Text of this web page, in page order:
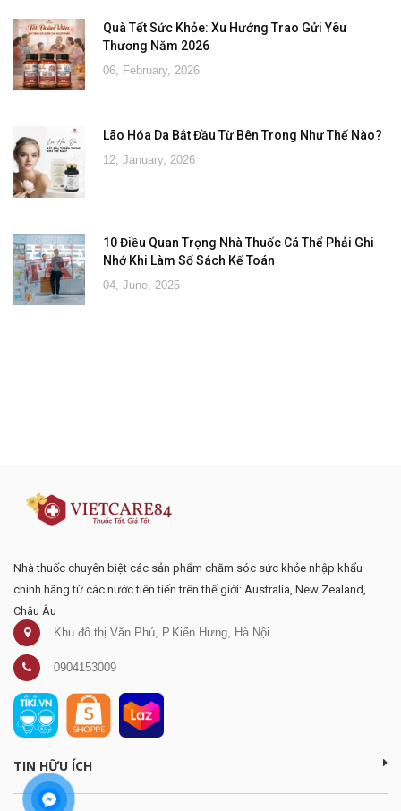
Quà Tết Sức Khỏe: Xu Hướng Trao Gửi Yêu
Thương Năm 2026
06, February, 2026
Lão Hóa Da Bắt Đầu Từ Bên Trong Như Thế Nào?
12, January, 2026
10 Điều Quan Trọng Nhà Thuốc Cá Thể Phải Ghi
Nhớ Khi Làm Sổ Sách Kế Toán
04, June, 2025
Nhà thuốc chuyên biệt các sản phẩm chăm sóc sức khỏe nhập khẩu
chính hãng từ các nước tiên tiến trên thế giới: Australia, New Zealand,
Châu Âu
Khu đô thị Văn Phú, P.Kiến Hưng, Hà Nội
0904153009
TIN HỮU ÍCH